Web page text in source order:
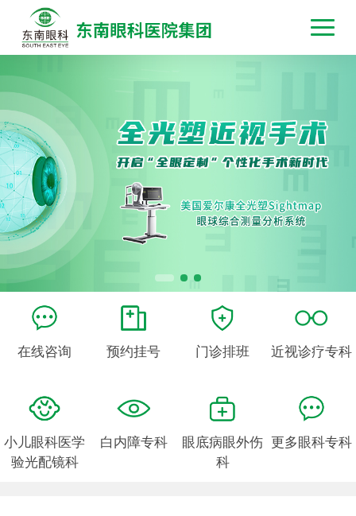
在线咨询 预约挂号 门诊排班 近视诊疗专科
小儿眼科医学
验光配镜科
白内障专科
眼底病眼外伤
科
更多眼科专科